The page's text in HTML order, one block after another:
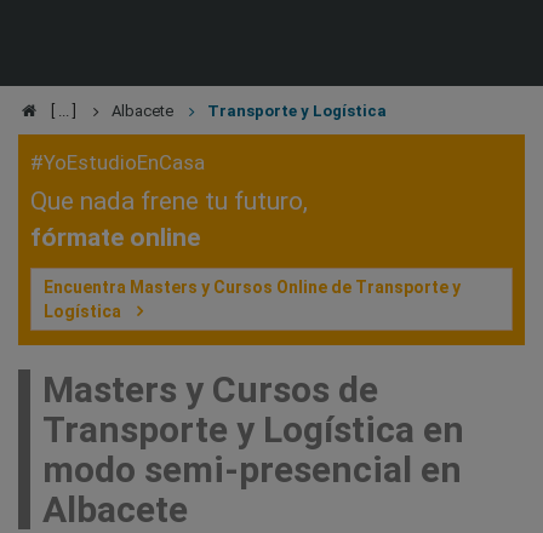
Albacete Transporte y Logística
#YoEstudioEnCasa
Que nada frene tu futuro,
fórmate online
Encuentra Masters y Cursos Online de Transporte y
Logística
Masters y Cursos de
Transporte y Logística en
modo semi-presencial en
Albacete